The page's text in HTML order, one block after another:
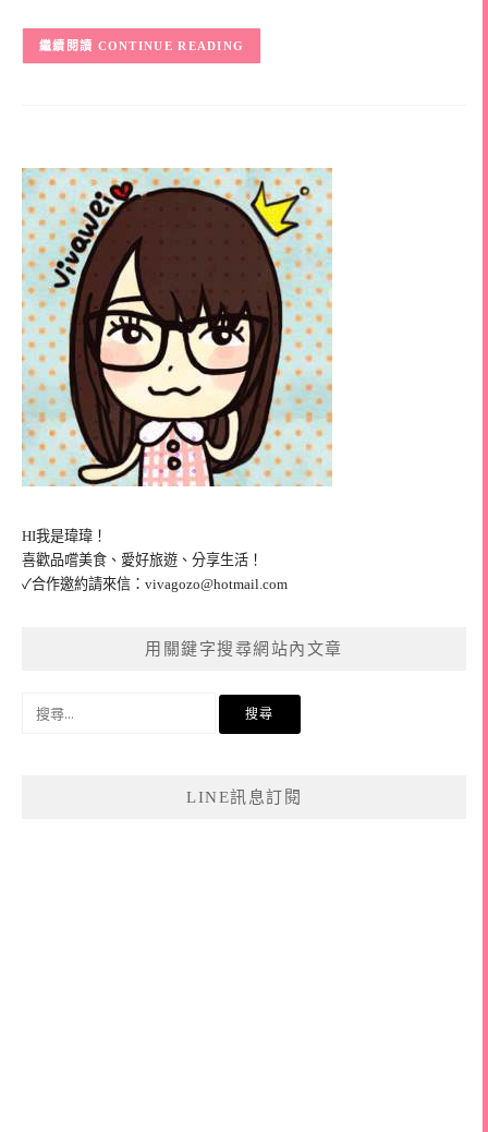
CONTINUE READING
HI我是瑋瑋！
喜歡品嚐美食、愛好旅遊、分享生活！
✓合作邀約請來信： vivagozo@hotmail.com
用關鍵字搜尋網站內文章
LINE訊息訂閱